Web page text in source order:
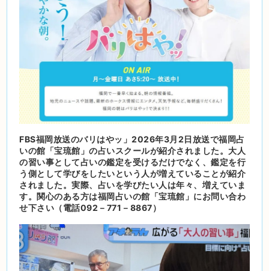
FBS福岡放送のバリはやッ」2026年3月2日放送で福岡占
いの館「宝琉館」の占いスクールが紹介されました。大人
の習い事として占いの鑑定を受けるだけでなく、鑑定を行
う側として学びをしたいという人が増えていることが紹介
されました。実際、占いを学びたい人は年々、増えていま
す。関心のある方は福岡占いの館「宝琉館」にお問い合わ
せ下さい（電話092－771－8867）